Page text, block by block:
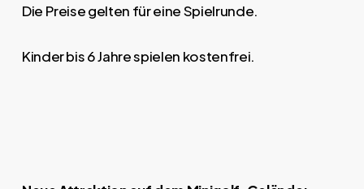
Die Preise gelten für eine Spielrunde.
Kinder bis 6 Jahre spielen kostenfrei.